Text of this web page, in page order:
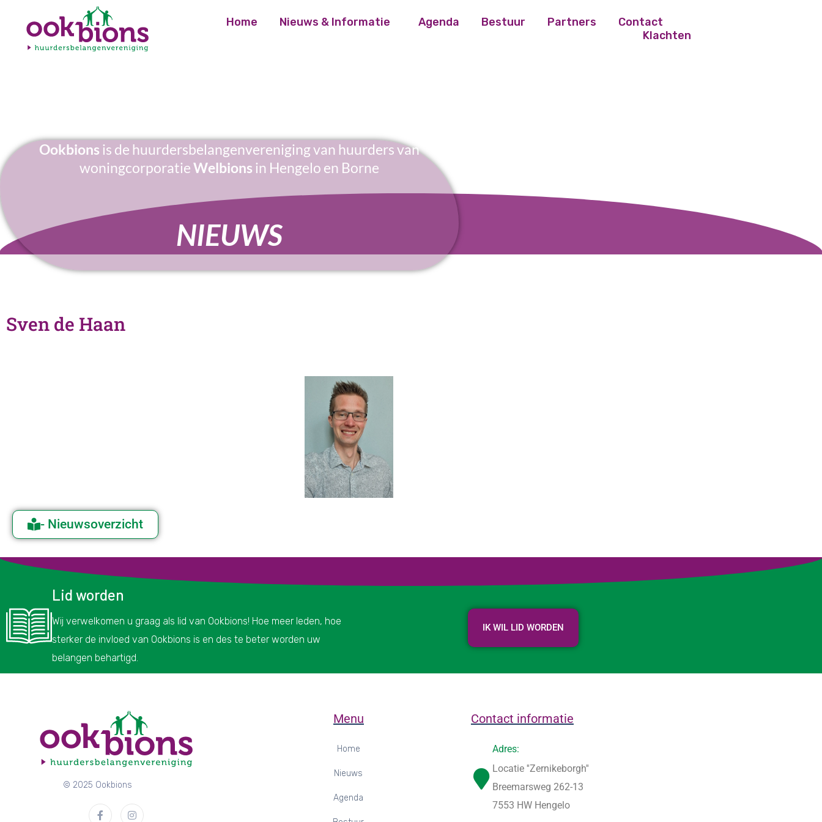
Home Nieuws & Informatie Agenda Bestuur Partners
Contact
Klachten
Ookbions is de huurdersbelangenvereniging van huurders van
woningcorporatieWelbions in Hengelo en Borne
NIEUWS
Sven de Haan
- Nieuwsoverzicht
Lid worden
Wij verwelkomen u graag als lid van Ookbions! Hoe meer leden, hoe
sterker de invloed van Ookbions is en des te beter worden uw
belangen behartigd.
IK WIL LID WORDEN
© 2025 Ookbions
Menu
Home
Nieuws
Agenda
Contact informatie
Adres:
Locatie ''Zernikeborgh''
Breemarsweg 262-13
7553 HW Hengelo